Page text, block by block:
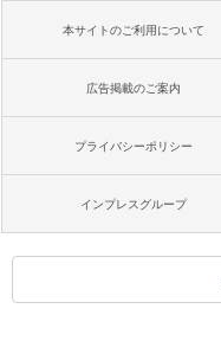
本サイトのご利用について
広告掲載のご案内
プライバシーポリシー
インプレスグループ